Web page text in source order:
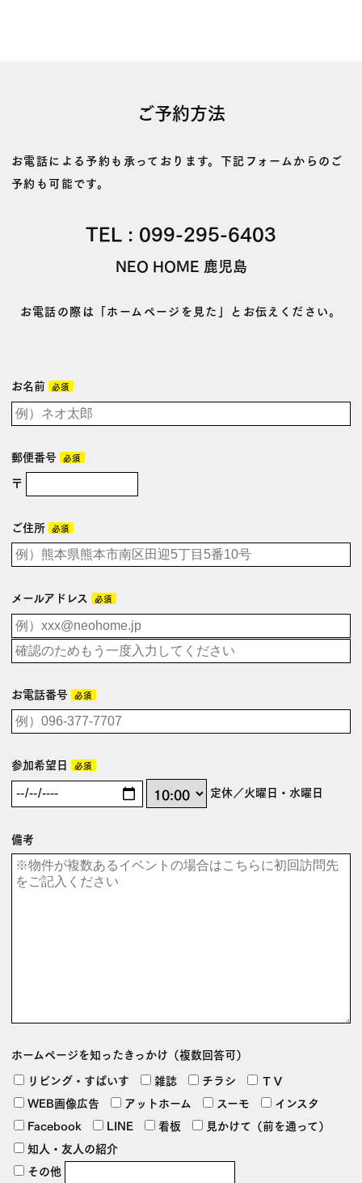
ご予約方法
お電話による予約も承っております。下記フォームからのご
予約も可能です。
TEL : 099-295-6403
NEO HOME 鹿児島
お電話の際は「ホームページを見た」とお伝えください。
お名前 必須
郵便番号 必須
〒
ご住所 必須
メールアドレス 必須
お電話番号 必須
参加希望日 必須
定休／火曜日・水曜日
備考
ホームページを知ったきっかけ （複数回答可）
リビング・すぱいす
雑誌 チラシ
ＴＶ
WEB画像広告
アットホーム スーモ
インスタ
Facebook
LINE 看板
見かけて（前を通って）
知人・友人の紹介
その他